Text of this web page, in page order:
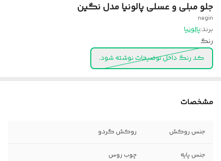
جلو مبلی و عسلی پالونیا مدل نگین
negin
برند:پالونیا
رنگ
کد رنگ داخل توضیحات نوشته شود.
مشخصات
جنس روکش روکش گردو
جنس پایه چوب روس